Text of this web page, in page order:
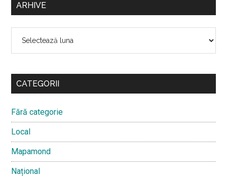
ARHIVE
CATEGORII
Fără categorie
Local
Mapamond
Național